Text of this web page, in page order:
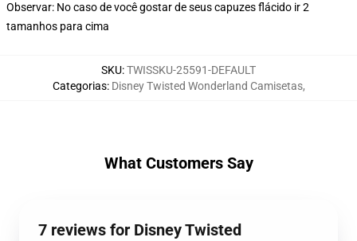
Observar: No caso de você gostar de seus capuzes flácido ir 2
tamanhos para cima
SKU:TWISSKU-25591-DEFAULT
Categorias: Disney Twisted Wonderland Camisetas,
What Customers Say
7 reviews for Disney Twisted